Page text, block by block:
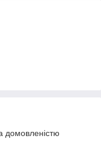
домовленістю